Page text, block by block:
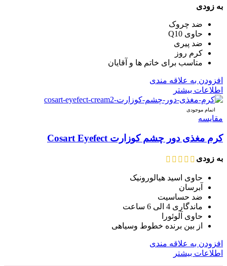
به زودی
ضد چروک
حاوی Q10
ضد پیری
کرم روز
متاسب برای خاتم ها و آقایان
افزودن به علاقه مندی
اطلاعات بیشتر
اتمام موجودی
مقایسه
کرم مغذی دور چشم کوزارت Cosart Eyefect
به زودی
حاوی اسید هیالورونیک
آبرسان
ضد حساسیت
ماندگاری 4 الی 6 ساعت
حاوی آلوئورا
از بین برنده خطوط وسیاهی
افزودن به علاقه مندی
اطلاعات بیشتر